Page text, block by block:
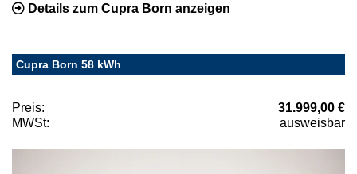
Details zum Cupra Born anzeigen
Cupra Born 58 kWh
Preis:
31.999,00 €
MWSt:
ausweisbar